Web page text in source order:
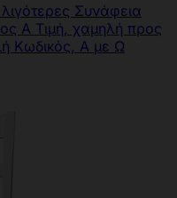
Συνάφεια
Α Τιμή, χαμηλή προς
Κωδικός, Α με Ω